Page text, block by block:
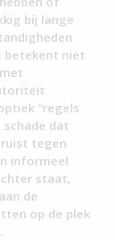
bij lange
betekent niet
“regels
schade dat
tegen
informeel
staat,
de
op de plek